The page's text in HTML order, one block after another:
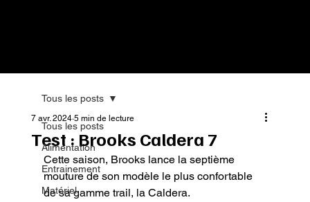
Tous les posts
Alimentation
Entrainement
Matériel
Tous les posts
Test : Brooks Caldera 7
7 avr. 2024 5 min de lecture
Cette saison, Brooks lance la septième
mouture de son modèle le plus confortable
de sa gamme trail, la Caldera.